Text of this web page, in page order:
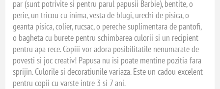
par (sunt potrivite si pentru parul papusii Barbie), bentite, o
perie, un tricou cu inima, vesta de blugi, urechi de pisica, o
geanta pisica, colier, rucsac, o pereche suplimentara de pantofi,
o bagheta cu burete pentru schimbarea culorii si un recipient
pentru apa rece. Copiii vor adora posibilitatile nenumarate de
povesti si joc creativ! Papusa nu isi poate mentine pozitia fara
sprijin. Culorile si decoratiunile variaza. Este un cadou excelent
pentru copii cu varste intre 3 si 7 ani.